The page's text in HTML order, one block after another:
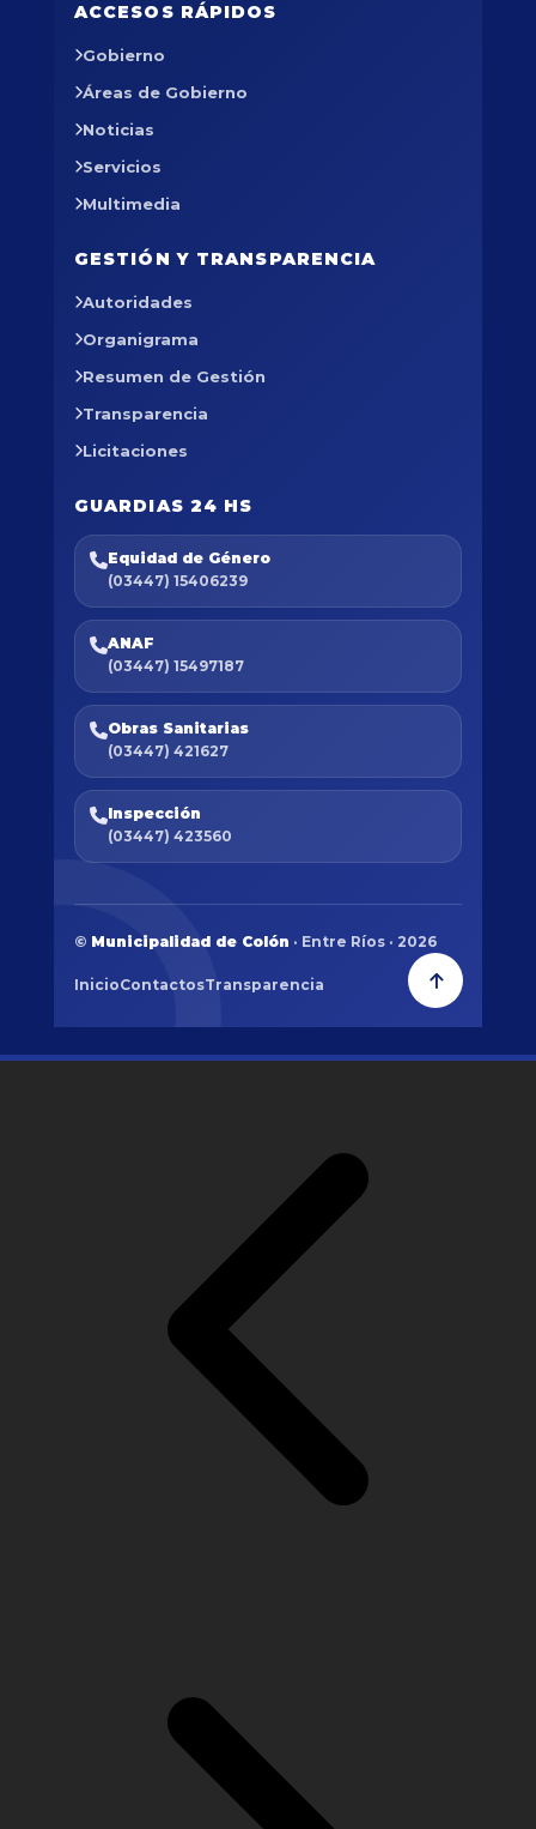
ACCESOS RÁPIDOS
Gobierno
Áreas de Gobierno
Noticias
Servicios
Multimedia
GESTIÓN Y TRANSPARENCIA
Autoridades
Organigrama
Resumen de Gestión
Transparencia
Licitaciones
GUARDIAS 24 HS
Equidad de Género
(03447) 15406239
ANAF
(03447) 15497187
Obras Sanitarias
(03447) 421627
Inspección
(03447) 423560
© Municipalidad de Colón · Entre Ríos · 2026
InicioContactosTransparencia